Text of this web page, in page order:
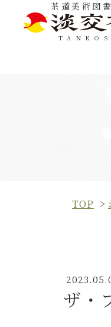
茶道美術図
TOP
ザ・